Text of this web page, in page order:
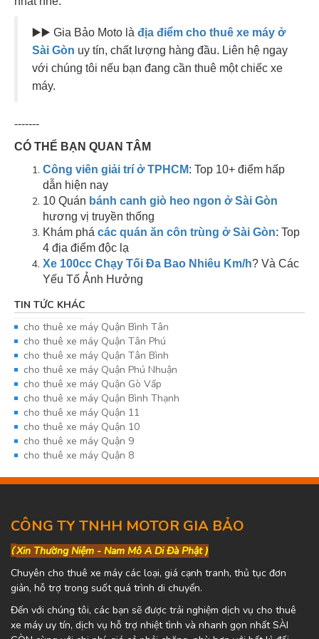
▶️▶️ Gia Bảo Moto là địa điểm cho thuê xe máy ở
Sài Gòn uy tín, chất lượng hàng đầu. Liên hệ ngay
với chúng tôi nếu bạn đang cần thuê một chiếc xe
máy.
-------
CÓ THỂ BẠN QUAN TÂM
Công viên giải trí ở TPHCM: Top 10+ điểm hấp
dẫn hiện nay
10 Quán bánh canh giò heo ngon ở Sài Gòn
hương vị truyền thống
Khám phá các quán ăn côn trùng ở Sài Gòn: Top
4 địa điểm độc lạ
Xe 100cc Chạy Tối Đa Bao Nhiêu Km/h? Và Các
Yếu Tố Ảnh Hưởng
TIN TỨC KHÁC
cho thuê xe máy Quận Bình Tân
cho thuê xe máy Quận Tân Phú
cho thuê xe máy Quận Tân Bình
cho thuê xe máy Quận Phú Nhuận
cho thuê xe máy Quận Gò Vấp
cho thuê xe máy Quận Bình Thạnh
cho thuê xe máy Quận 11
cho thuê xe máy Quận 10
cho thuê xe máy Quận 9
cho thuê xe máy Quận 8
CÔNG TY TNHH MOTOR GIA BẢO
(Xin Thường Niệm - Nam Mô A Di Đà Phật )
Chuyên cho thuê xe máy các loại, giá cạnh tranh, thủ tục đơn
giản, hỗ trợ trong suốt quá trình di chuyển.
Đến với chúng tôi, các bạn sẽ được trải nghiệm dịch vụ cho thuê
xe máy uy tín, dịch vụ hỗ trợ nhiệt tình và nhanh gọn nhất SÀI